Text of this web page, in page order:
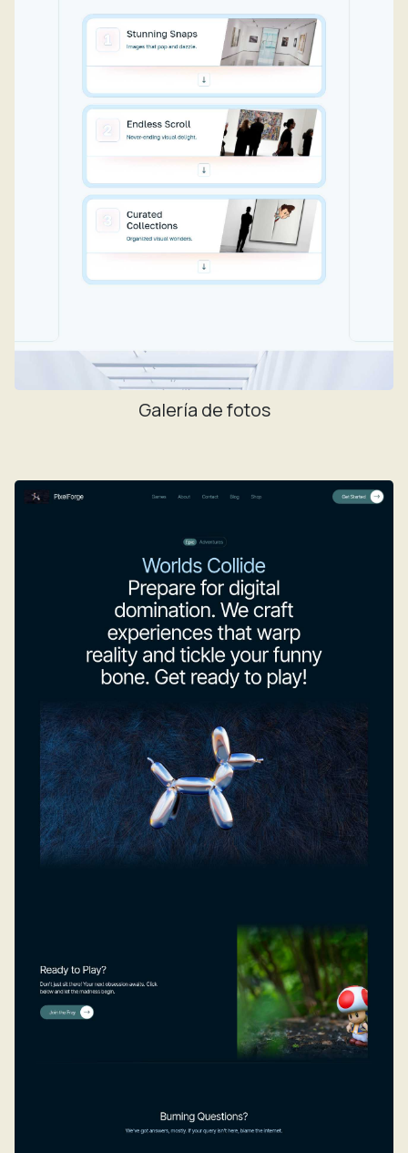
Galería de fotos